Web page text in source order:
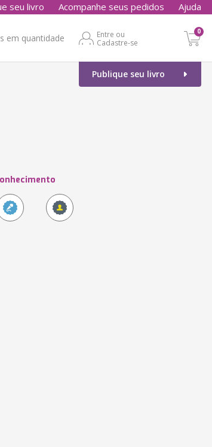
seu livro Acompanhe seus pedidos Ajuda
em quantidade
Entre ou
Cadastre-se
0
Publique seu livro